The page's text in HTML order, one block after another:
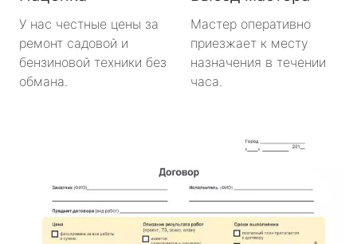
У нас честные цены за
ремонт садовой и
бензиновой техники без
обмана.
Мастер оперативно
приезжает к месту
назначения в течении
часа.